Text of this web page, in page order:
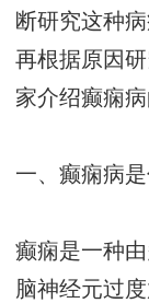
断研究这种
再根据原因
家介绍癫痫病
一、癫痫病
癫痫是一种
脑神经元过